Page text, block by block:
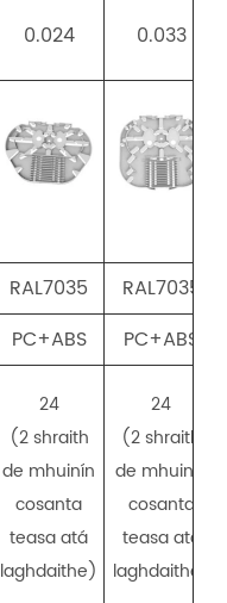
0.024 0.033
RAL7035
RAL7035
PC+ABS PC+ABS
24
(2 shraith
de mhuinín
cosanta
teasa atá
laghdaithe)
24
(2 shraith
de mhuinín
cosanta
teasa atá
laghdaithe)